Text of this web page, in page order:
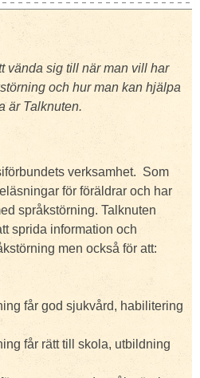
vända sig till när man vill har
och hur man kan hjälpa
är Talknuten.
verksamhet. Som
för föräldrar och har
språkstörning. Talknuten
sprida information och
men också för att:
får god sjukvård, habilitering
får rätt till skola, utbildning